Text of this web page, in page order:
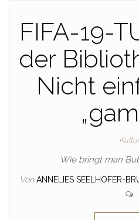
FIFA-19-
der
Nicht
Kultur
Wie bringt man
Von ANNELIES SEELHOFER-